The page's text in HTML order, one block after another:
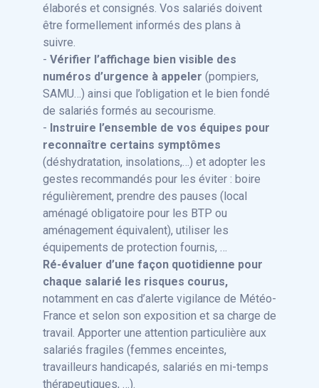
élaborés et consignés. Vos salariés doivent
être formellement informés des plans à
suivre.
- Vérifier l’affichage bien visible des
numéros d’urgence à appeler (pompiers,
SAMU…) ainsi que l’obligation et le bien fondé
de salariés formés au secourisme.
- Instruire l’ensemble de vos équipes pour
reconnaître certains symptômes
(déshydratation, insolations,…) et adopter les
gestes recommandés pour les éviter : boire
régulièrement, prendre des pauses (local
aménagé obligatoire pour les BTP ou
aménagement équivalent), utiliser les
équipements de protection fournis, …
Ré-évaluer d’une façon quotidienne pour
chaque salarié les risques courus,
notamment en cas d’alerte vigilance de Météo-
France et selon son exposition et sa charge de
travail. Apporter une attention particulière aux
salariés fragiles (femmes enceintes,
travailleurs handicapés, salariés en mi-temps
thérapeutiques, …).